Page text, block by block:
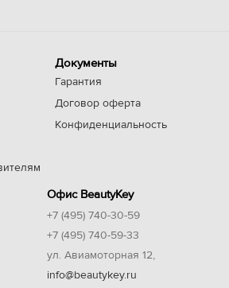
Документы
Гарантия
Договор оферта
Конфиденциальность
Офис BeautyKey
+7 (495) 740-30-59
+7 (495) 740-59-33
ул. Авиамоторная 12,
info@beautykey.ru